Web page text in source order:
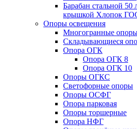
Барабан стальной 50
крышкой Хлопок
Опоры освещения
Многогранные
Складывающиеся
Опора ОГК
Опора ОГК 8
Опора ОГК 10
Опоры ОГКС
Светофорные опоры
Опоры ОСФГ
Опора парковая
Опоры торшерные
Опора НФГ